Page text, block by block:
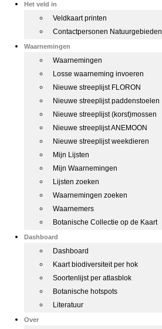
Het veld in
Veldkaart printen
Contactpersonen Natuurgebieden
Waarnemingen
Waarnemingen
Losse waarneming invoeren
Nieuwe streeplijst FLORON
Nieuwe streeplijst paddenstoelen
Nieuwe streeplijst (korst)mossen
Nieuwe streeplijst ANEMOON
Nieuwe streeplijst weekdieren
Mijn Lijsten
Mijn Waarnemingen
Lijsten zoeken
Waarnemingen zoeken
Waarnemers
Botanische Collectie op de Kaart
Dashboard
Dashboard
Kaart biodiversiteit per hok
Soortenlijst per atlasblok
Botanische hotspots
Literatuur
Over